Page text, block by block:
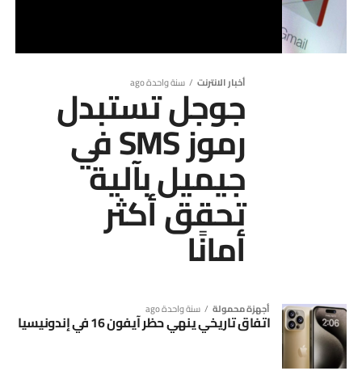
أخبار الانترنت سنة واحدة ago
جوجل تستبدل
رموز SMS في
جيميل بآلية
تحقق أكثر
أمانًا
أجهزة محمولة سنة واحدة ago
اتفاق تاريخي ينهي حظر آيفون 16 في إندونيسيا